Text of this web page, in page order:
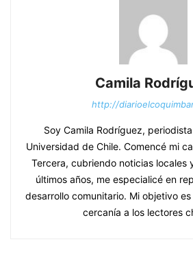
Camila
http://
Soy Camila Rodríguez,
Universidad de Chile. Comencé mi
Tercera, cubriendo noticias locales
últimos años, me especialicé en
desarrollo comunitario. Mi objetivo
cercanía a los lectores